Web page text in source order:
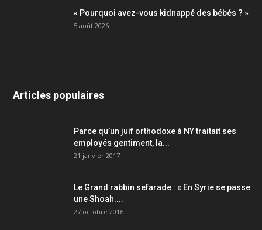
« Pourquoi avez-vous kidnappé des bébés ? »
5 août 2026
Articles populaires
Parce qu’un juif orthodoxe à NY traitait ses
employés gentiment, la...
21 janvier 2017
Le Grand rabbin sefarade : « En Syrie se passe
une Shoah....
27 octobre 2016